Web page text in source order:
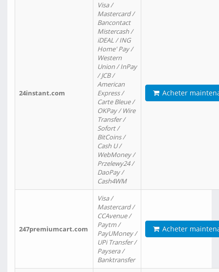
24instant.com
Visa /
Mastercard /
Bancontact
Mistercash /
iDEAL / ING
Home' Pay /
Western
Union / InPay
/ JCB /
American
Express /
Carte Bleue /
OKPay / Wire
Transfer /
Sofort /
BitCoins /
Cash U /
WebMoney /
Przelewy24 /
DaoPay /
Cash4WM
Acheter
247premiumcart.com
Visa /
Mastercard /
CCAvenue /
Paytm /
PayUMoney /
UPi Transfer /
Paysera /
Banktransfer
Acheter